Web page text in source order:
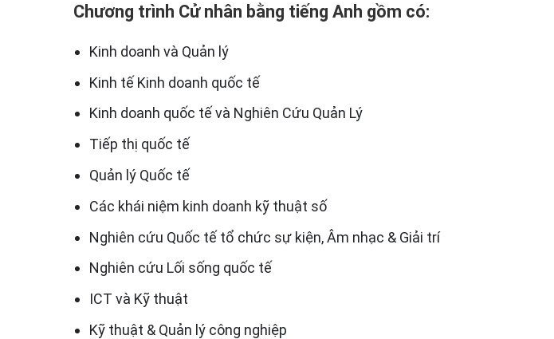
Chương trình Cử nhân bằng tiếng Anh gồm có:
Kinh doanh và Quản lý
Kinh tế Kinh doanh quốc tế
Kinh doanh quốc tế và Nghiên Cứu Quản Lý
Tiếp thị quốc tế
Quản lý Quốc tế
Các khái niệm kinh doanh kỹ thuật số
Nghiên cứu Quốc tế tổ chức sự kiện, Âm nhạc & Giải trí
Nghiên cứu Lối sống quốc tế
ICT và Kỹ thuật
Kỹ thuật & Quản lý công nghiệp